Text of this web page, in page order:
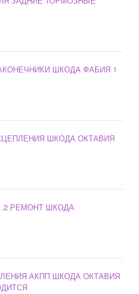
ШКОДА ФАБИЯ 1
ШКОДА ОКТАВИЯ
РЕМОНТ ШКОДА
АКПП ШКОДА ОКТАВИЯ